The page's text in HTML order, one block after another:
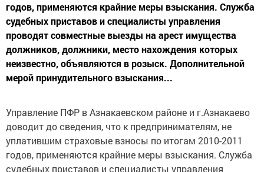
годов, применяются крайние меры взыскания. Служба
судебных приставов и специалисты управления
проводят совместные выезды на арест имущества
должников, должники, место нахождения которых
неизвестно, объявляются в розыск. Дополнительной
мерой принудительного взыскания...
Управление ПФР в Азнакаевском районе и г.Азнакаево
доводит до сведения, что к предпринимателям, не
уплатившим страховые взносы по итогам 2010-2011
годов, применяются крайние меры взыскания. Служба
судебных приставов и специалисты управления